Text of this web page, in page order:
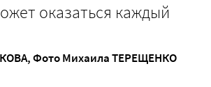
оказаться каждый
,Фото Михаила ТЕРЕЩЕНКО